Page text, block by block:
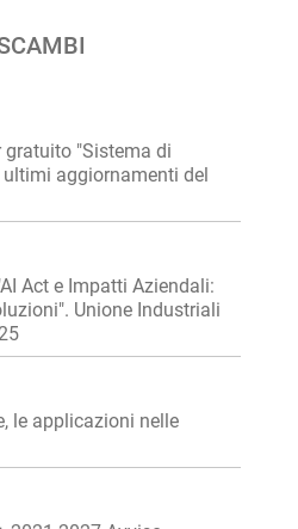
"Sistema di
aggiornamenti del
Act e Impatti Aziendali:
Unione Industriali
le applicazioni nelle